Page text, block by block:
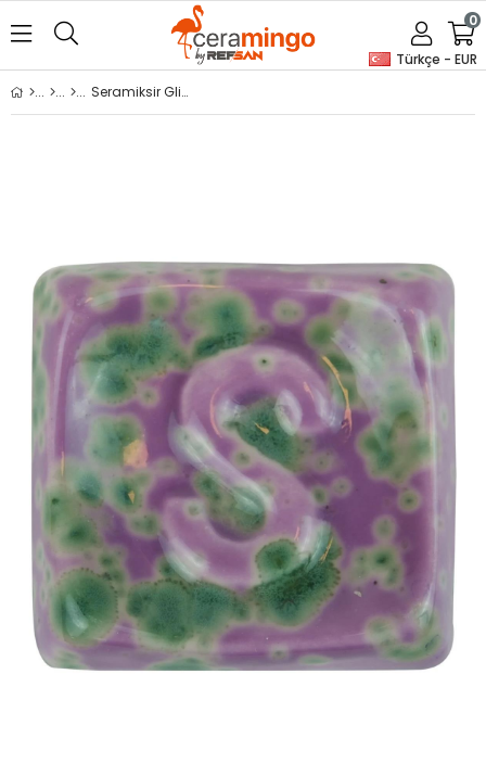
Türkçe - EUR
0
Seramiksir Glimmer Lila 175 Gr GL 687